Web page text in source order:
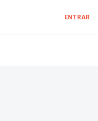
ENTRAR